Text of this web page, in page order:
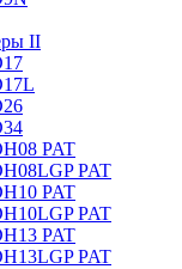
II
PAT
PAT
PAT
PAT
PAT
PAT